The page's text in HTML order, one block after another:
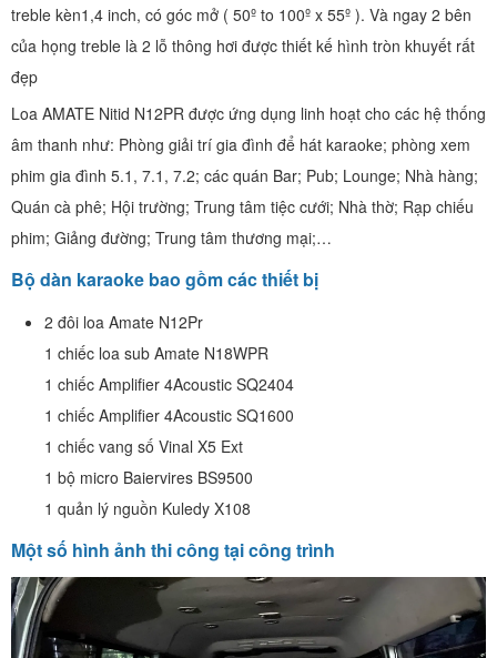
treble kèn1,4 inch, có góc mở ( 50º to 100º x 55º ). Và ngay 2 bên
của họng treble là 2 lỗ thông hơi được thiết kế hình tròn khuyết rất
đẹp
Loa AMATE Nitid N12PR được ứng dụng linh hoạt cho các hệ thống
âm thanh như: Phòng giải trí gia đình để hát karaoke; phòng xem
phim gia đình 5.1, 7.1, 7.2; các quán Bar; Pub; Lounge; Nhà hàng;
Quán cà phê; Hội trường; Trung tâm tiệc cưới; Nhà thờ; Rạp chiếu
phim; Giảng đường; Trung tâm thương mại;…
Bộ dàn karaoke bao gồm các thiết bị
2 đôi loa Amate N12Pr
1 chiếc loa sub Amate N18WPR
1 chiếc Amplifier 4Acoustic SQ2404
1 chiếc Amplifier 4Acoustic SQ1600
1 chiếc vang số Vinal X5 Ext
1 bộ micro Baiervires BS9500
1 quản lý nguồn Kuledy X108
Một số hình ảnh thi công tại công trình